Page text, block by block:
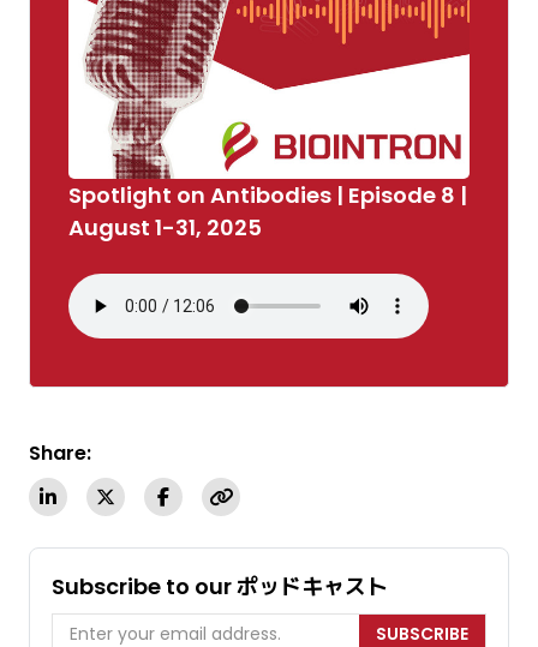
Spotlight on Antibodies | Episode 8 |
August 1-31, 2025
Share:
Subscribe to our ポッドキャスト
SUBSCRIBE